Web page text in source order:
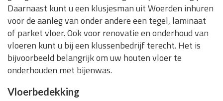
Daarnaast kunt u een klusjesman uit Woerden inhuren
voor de aanleg van onder andere een tegel, laminaat
of parket vloer. Ook voor renovatie en onderhoud van
vloeren kunt u bij een klussenbedrijf terecht. Het is
bijvoorbeeld belangrijk om uw houten vloer te
onderhouden met bijenwas.
Vloerbedekking